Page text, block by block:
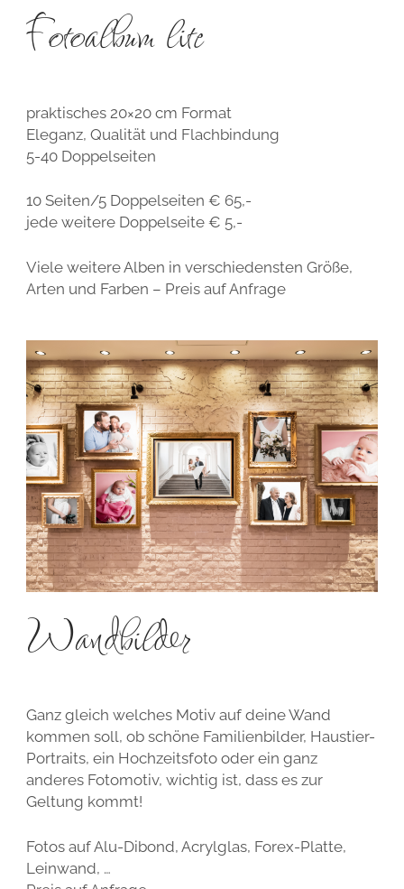
Fotoalbum lite
praktisches 20×20 cm Format
Eleganz, Qualität und Flachbindung
5-40 Doppelseiten
10 Seiten/5 Doppelseiten € 65,-
jede weitere Doppelseite € 5,-
Viele weitere Alben in verschiedensten Größe,
Arten und Farben – Preis auf Anfrage
Wandbilder
Ganz gleich welches Motiv auf deine Wand
kommen soll, ob schöne Familienbilder, Haustier-
Portraits, ein Hochzeitsfoto oder ein ganz
anderes Fotomotiv, wichtig ist, dass es zur
Geltung kommt!
Fotos auf Alu-Dibond, Acrylglas, Forex-Platte,
Leinwand, …